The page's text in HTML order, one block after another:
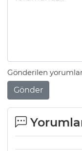
Gönderilen
Gönder